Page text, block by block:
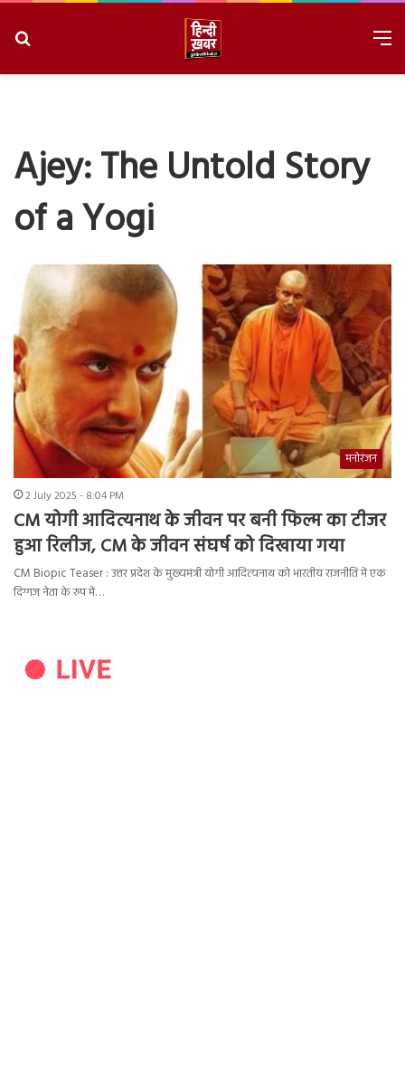
Ajey: The Untold Story
of a Yogi
मनोरंजन
2 July 2025 - 8:04 PM
CM योगी आदित्यनाथ के जीवन पर बनी फिल्म का टीजर
हुआ रिलीज, CM के जीवन संघर्ष को दिखाया गया
CM Biopic Teaser : उत्तर प्रदेश के मुख्यमंत्री योगी आदित्यनाथ को भारतीय राजनीति में एक
दिग्गज नेता के रुप में…